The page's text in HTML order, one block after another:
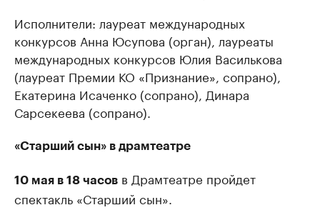
Исполнители: лауреат международных
конкурсов Анна Юсупова (орган), лауреаты
международных конкурсов Юлия Василькова
(лауреат Премии КО «Признание», сопрано),
Екатерина Исаченко (сопрано), Динара
Сарсекеева (сопрано).
«Старший сын» в драмтеатре
10 мая в 18 часов в Драмтеатре пройдет
спектакль «Старший сын».